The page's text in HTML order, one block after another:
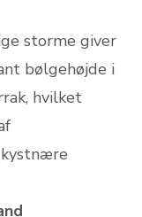
storme giver
bølgehøjde i
hvilket